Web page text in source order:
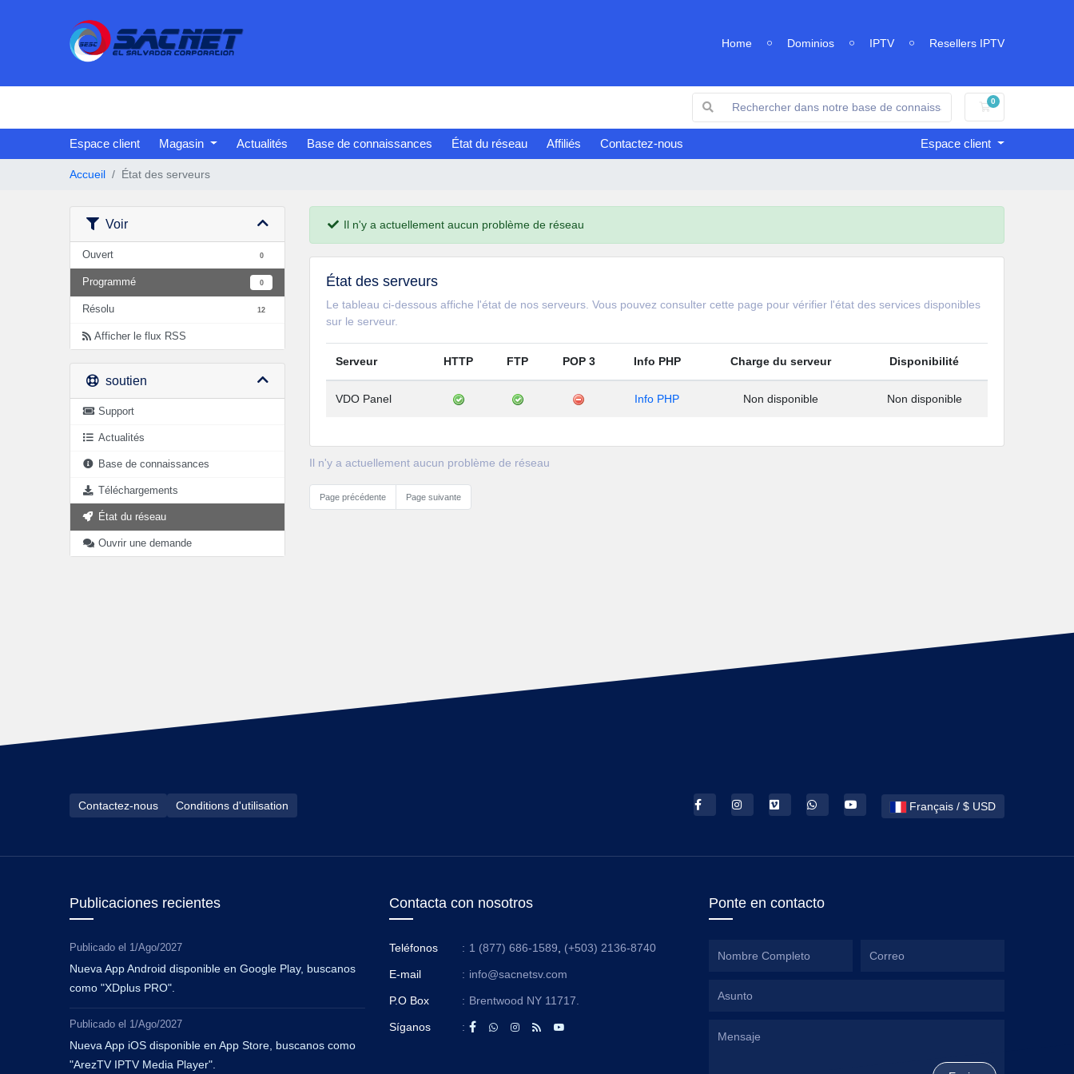
Home Dominios IPTV Resellers IPTV
0
Votre panier
Espace client Magasin Actualités Base de connaissances État du réseau Affiliés Contactez-nous Espace client
Accueil État des serveurs
Voir
Ouvert 0
Programmé 0
Résolu 12
Afficher le flux RSS
soutien
Support
Actualités
Base de connaissances
Téléchargements
État du réseau
Ouvrir une demande
Il n'y a actuellement aucun problème de réseau
État des serveurs
Le tableau ci-dessous affiche l'état de nos serveurs. Vous pouvez consulter cette page pour vérifier l'état des services disponibles
sur le serveur.
Serveur HTTP FTP POP 3 Info PHP Charge du serveur Disponibilité
VDO Panel Info PHP Non disponible Non disponible
Il n'y a actuellement aucun problème de réseau
Page précédente Page suivante
Français / $ USD
Contactez-nous Conditions d'utilisation
Publicaciones recientes
Publicado el 1/Ago/2027
Nueva App Android disponible en Google Play, buscanos
como "XDplus PRO".
Publicado el 1/Ago/2027
Nueva App iOS disponible en App Store, buscanos como
"ArezTV IPTV Media Player".
Contacta con nosotros
Teléfonos : 1 (877) 686-1589 (+503) 2136-8740
E-mail : info@sacnetsv.com
P.O Box : Brentwood NY 11717.
Síganos :
Ponte en contacto